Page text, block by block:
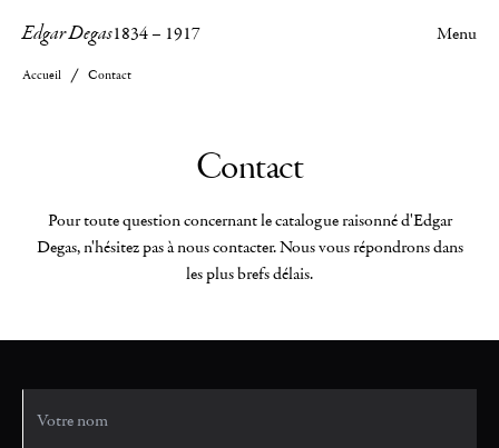
Edgar Degas1834– 1917 Menu
Accueil Contact
Contact
Pour toute question concernant le catalogue raisonné d'Edgar
Degas, n'hésitez pas à nous contacter. Nous vous répondrons dans
les plus brefs délais.